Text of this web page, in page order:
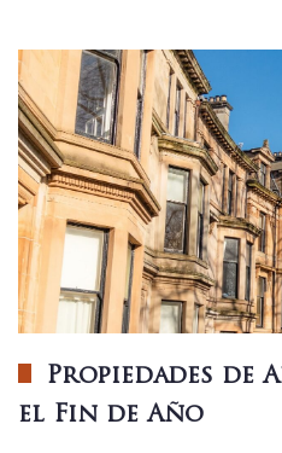
Propiedades de
el Fin de Año